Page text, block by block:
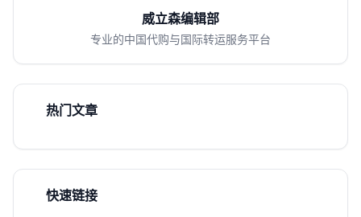
威立森编辑部
专业的中国代购与国际转运服务平台
热门文章
快速链接